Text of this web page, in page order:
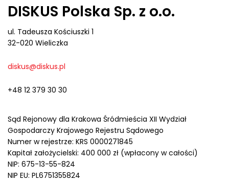
DISKUS Polska Sp. z o.o.
ul. Tadeusza Kościuszki 1
32-020 Wieliczka
diskus@diskus.pl
+48 12 379 30 30
Sąd Rejonowy dla Krakowa Śródmieścia XII Wydział
Gospodarczy Krajowego Rejestru Sądowego
Numer w rejestrze: KRS 0000271845
Kapitał założycielski: 400 000 zł (wpłacony w całości)
NIP: 675-13-55-824
NIP EU: PL6751355824